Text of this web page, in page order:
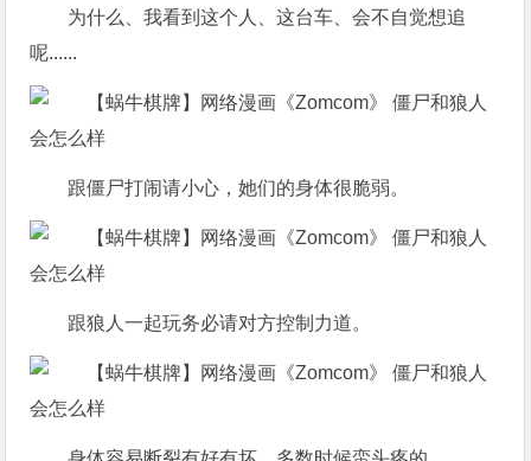
为什么、我看到这个人、这台车、会不自觉想追
呢......
跟僵尸打闹请小心，她们的身体很脆弱。
跟狼人一起玩务必请对方控制力道。